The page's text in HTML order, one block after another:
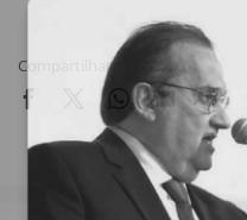
Compartilhar